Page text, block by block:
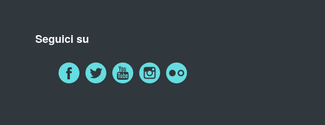
Seguici su